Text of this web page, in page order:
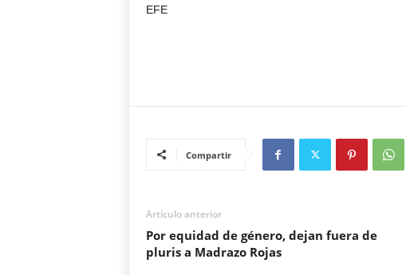
EFE
Compartir
Artículo anterior
Por equidad de género, dejan fuera de
pluris a Madrazo Rojas